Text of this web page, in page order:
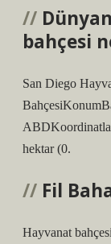
bahçesi
San Diego
hektar (0.
Fil
Hayvanat